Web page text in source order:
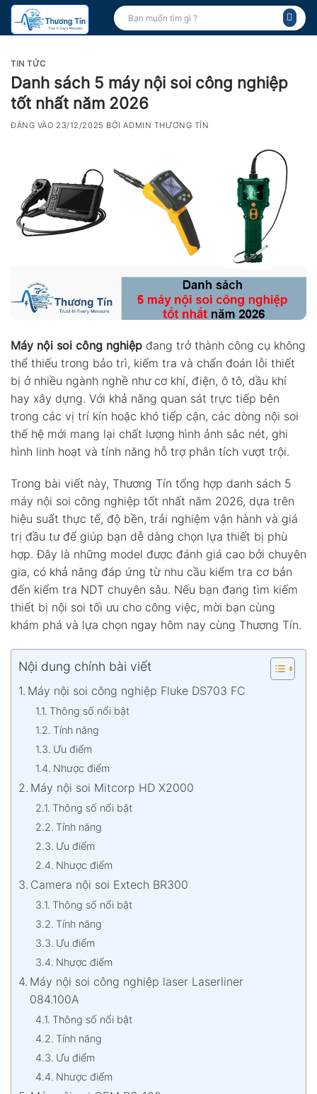
Bỏ
qua
dung
Tìm
kiếm:
TIN TỨC
Danh sách 5 máy nội soi công nghiệp
tốt nhất năm 2026
ĐĂNG VÀO 23/12/2025 BỞIADMIN THƯƠNG TÍN
Máy nội soi công nghiệp đang trở thành công cụ không
thể thiếu trong bảo trì, kiểm tra và chẩn đoán lỗi thiết
bị ở nhiều ngành nghề như cơ khí, điện, ô tô, dầu khí
hay xây dựng. Với khả năng quan sát trực tiếp bên
trong các vị trí kín hoặc khó tiếp cận, các dòng nội soi
thế hệ mới mang lại chất lượng hình ảnh sắc nét, ghi
hình linh hoạt và tính năng hỗ trợ phân tích vượt trội.
Trong bài viết này, Thương Tín tổng hợp danh sách 5
máy nội soi công nghiệp tốt nhất năm 2026, dựa trên
hiệu suất thực tế, độ bền, trải nghiệm vận hành và giá
trị đầu tư để giúp bạn dễ dàng chọn lựa thiết bị phù
hợp. Đây là những model được đánh giá cao bởi chuyên
gia, có khả năng đáp ứng từ nhu cầu kiểm tra cơ bản
đến kiểm tra NDT chuyên sâu. Nếu bạn đang tìm kiếm
thiết bị nội soi tối ưu cho công việc, mời bạn cùng
khám phá và lựa chọn ngay hôm nay cùng Thương Tín.
Nội dung chính bài viết
Máy nội soi công nghiệp Fluke DS703 FC
Thông số nổi bật
Tính năng
Ưu điểm
Nhược điểm
Máy nội soi Mitcorp HD X2000
Thông số nổi bật
Tính năng
Ưu điểm
Nhược điểm
Camera nội soi Extech BR300
Thông số nổi bật
Tính năng
Ưu điểm
Nhược điểm
Máy nội soi công nghiệp laser Laserliner
084.100A
Thông số nổi bật
Tính năng
Ưu điểm
Nhược điểm